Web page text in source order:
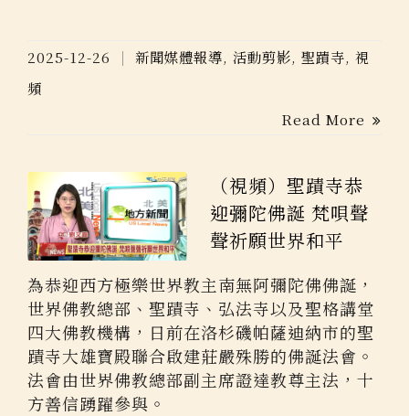
2025-12-26 新聞媒體報導, 活動剪影, 聖蹟寺, 視
頻
Read More
（視頻）聖蹟寺恭
迎彌陀佛誕 梵唄聲
聲祈願世界和平
為恭迎西方極樂世界教主南無阿彌陀佛佛誕，
世界佛教總部、聖蹟寺、弘法寺以及聖格講堂
四大佛教機構，日前在洛杉磯帕薩迪納市的聖
蹟寺大雄寶殿聯合啟建莊嚴殊勝的佛誕法會。
法會由世界佛教總部副主席證達教尊主法，十
方善信踴躍參與。